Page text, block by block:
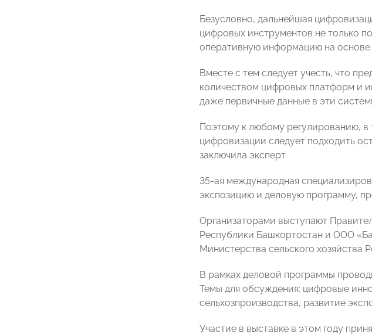
Безусловно, дальнейшая
цифровых инструментов не только
оперативную информацию на основе
Вместе с тем следует учесть, что
количеством цифровых платформ и
даже первичные данные в эти
Поэтому к любому регулированию,
цифровизации следует подходить
заключила эксперт.
35-ая международная
экспозицию и деловую программу,
Организаторами выступают
Республики Башкортостан и ООО
Министерства сельского хозяйства
В рамках деловой программы
Темы для обсуждения: цифровые
сельхозпроизводства, развитие
Участие в выставке в этом году